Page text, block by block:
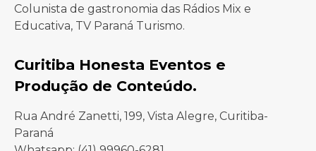
Colunista de gastronomia das Rádios Mix e
Educativa, TV Paraná Turismo.
Curitiba Honesta Eventos e
Produção de Conteúdo.
Rua André Zanetti, 199, Vista Alegre, Curitiba-
Paraná